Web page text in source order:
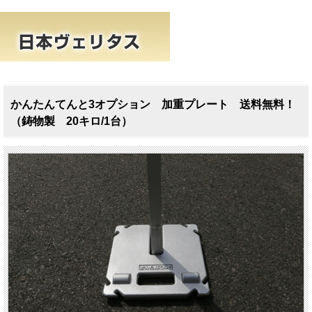
かんたんてんと3オプション 加重プレート 送料無料！
（鋳物製 20キロ/1台）